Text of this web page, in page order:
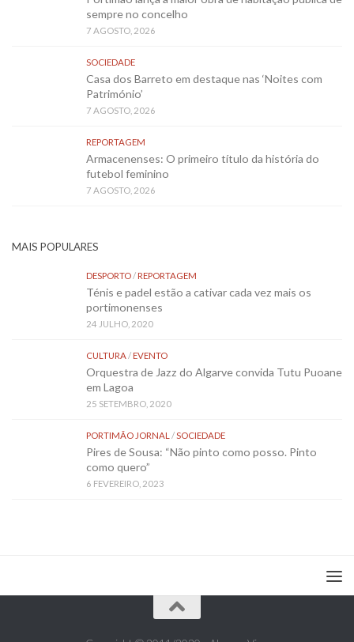
sempre no concelho
7 AGOSTO, 2026
SOCIEDADE
Casa dos Barreto em destaque nas ‘Noites com
Património’
7 AGOSTO, 2026
REPORTAGEM
Armacenenses: O primeiro título da história do
futebol feminino
7 AGOSTO, 2026
MAIS POPULARES
DESPORTO/REPORTAGEM
Ténis e padel estão a cativar cada vez mais os
portimonenses
24 JULHO, 2020
CULTURA/EVENTO
Orquestra de Jazz do Algarve convida Tutu Puoane
em Lagoa
25 SETEMBRO, 2020
PORTIMÃO JORNAL /SOCIEDADE
Pires de Sousa: “Não pinto como posso. Pinto
como quero”
6 FEVEREIRO, 2023